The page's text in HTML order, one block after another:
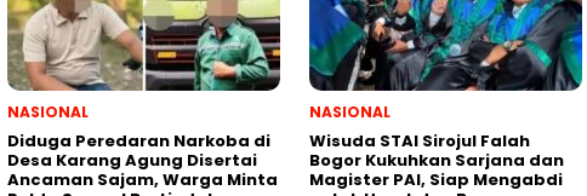
NASIONAL
Diduga Peredaran Narkoba di
Desa Karang Agung Disertai
Ancaman Sajam, Warga Minta
NASIONAL
Wisuda STAI Sirojul Falah
Bogor Kukuhkan Sarjana dan
Magister PAI, Siap Mengabdi